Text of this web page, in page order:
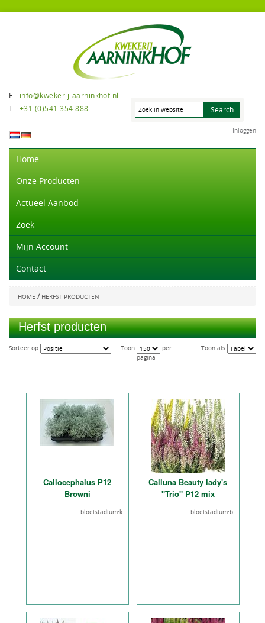
E : info@kwekerij-aarninkhof.nl
T : +31 (0)541 354 888
Inloggen
Home
Onze Producten
Actueel Aanbod
Zoek
Mijn Account
Contact
HOME / HERFST PRODUCTEN
Herfst producten
Toon als
Sorteer op Toon
per
pagina
Callocephalus P12
Browni
bloeistadium:k
Calluna Beauty lady's
"Trio" P12 mix
bloeistadium:b